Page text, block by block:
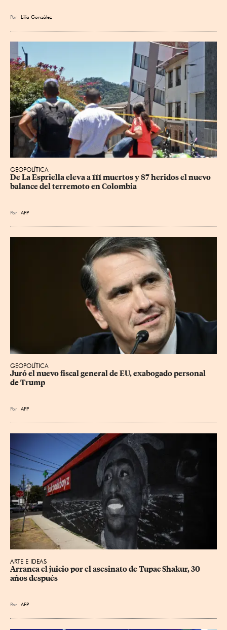
Por Lilia González
GEOPOLÍTICA
De La Espriella eleva a 111 muertos y 87 heridos el nuevo
balance del terremoto en Colombia
Por AFP
GEOPOLÍTICA
Juró el nuevo fiscal general de EU, exabogado personal
de Trump
Por AFP
ARTE E IDEAS
Arranca el juicio por el asesinato de Tupac Shakur, 30
años después
Por AFP